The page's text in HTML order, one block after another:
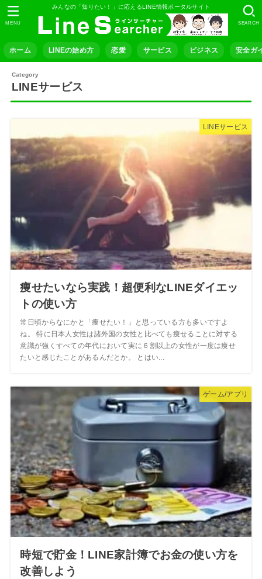
みんなの「知りたい！」に応えるLINE情報ポータルサイト
ホーム LINEの始め方 恋愛 サービス ビジネス 安全ガ
SEARCH
MENU
LINEサービス
LINEサービス
痩せたいなら実践！超便利なLINEダイエッ
トの使い方
常日頃からなにかと「痩せたい！」と思っている方も多いですよ
ね。 特に日本人女性は諸外国の女性と比べても痩せることに対する
意識が強くすべての年代において実に６割以上の女性が一度は痩せ
たいと感じたことがあるんだとか。 とはい...
ゲーム/アプリ
時短で貯金！LINE家計簿でお金の使い方を
改善しよう